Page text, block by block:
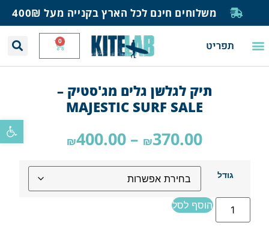
פתח
משלוחים חינם לכל הארץ בקנייה מעל 400₪
תפריט 0
תיק לגלשן גלים מג'סטיק –
MAJESTIC SURF SALE
₪370.00
–
₪400.00
גודל
הוסף לסל